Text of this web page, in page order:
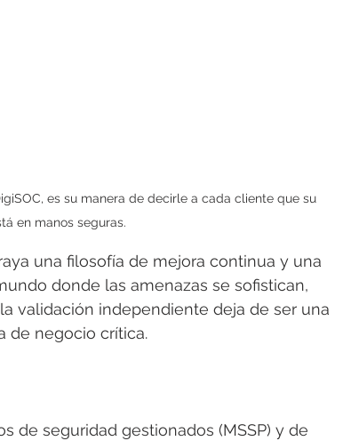
es su manera de decirle a cada cliente que su
en manos seguras.
una filosofía de mejora continua y una
donde las amenazas se sofistican,
validación independiente deja de ser una
de negocio crítica.
de seguridad gestionados (MSSP) y de